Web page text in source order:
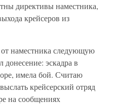
директивы наместника,
крейсеров из
наместника следующую
эскадра в
имела бой. Считаю
крейсерский отряд
на сообщениях